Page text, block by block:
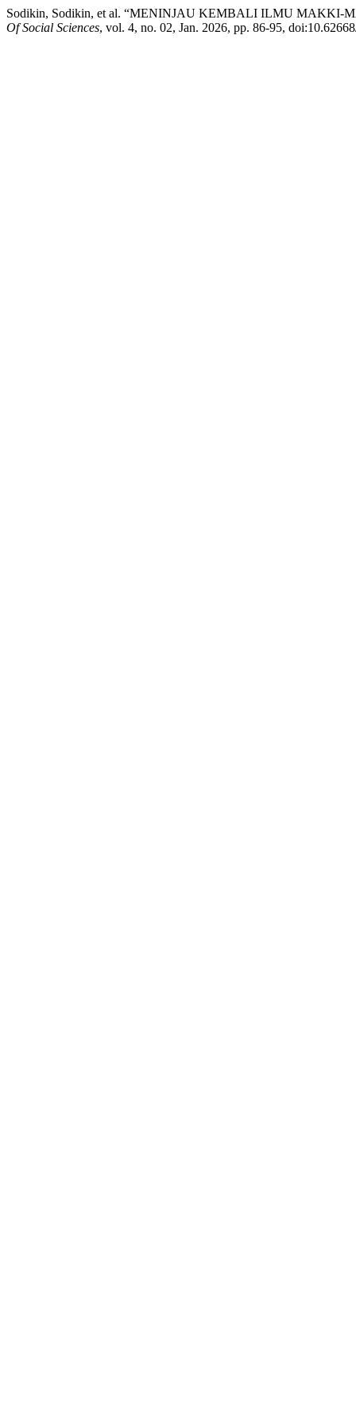
Sodikin, Sodikin, et al. “MENINJAU KEMBALI ILMU MAKKI-
Of Social Sciences, vol. 4, no. 02, Jan. 2026, pp. 86-95,